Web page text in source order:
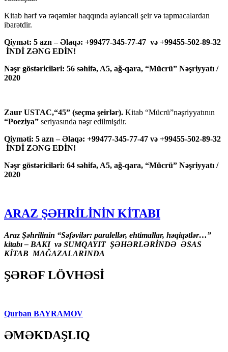
Kitab hərf və rəqəmlər haqqında əyləncəli şeir və tapmacalardan
ibarətdir.
Qiymət: 5 azn – Əlaqə: +99477-345-77-47 və +99455-502-89-32
İNDİ ZƏNG EDİN!
Nəşr göstəriciləri: 56 səhifə, A5, ağ-qara, “Mücrü” Nəşriyyatı /
2020
Zaur USTAC,“45” (seçmə şeirlər). Kitab “Mücrü”nəşriyyatının
“Poeziya” seriyasında nəşr edilmişdir.
Qiyməti: 5 azn – Əlaqə: +99477-345-77-47 və +99455-502-89-32
İNDİ ZƏNG EDİN!
Nəşr göstəriciləri: 64 səhifə, A5, ağ-qara, “Mücrü” Nəşriyyatı /
2020
ARAZ ŞƏHRİLİNİN KİTABI
Araz Şəhrilinin “Səfəvilər: paralellər, ehtimallar, həqiqətlər…”
kitabı – BAKI və SUMQAYIT ŞƏHƏRLƏRİNDƏ ƏSAS
KİTAB MAĞAZALARINDA
ŞƏRƏF LÖVHƏSİ
Qurban BAYRAMOV
ƏMƏKDAŞLIQ